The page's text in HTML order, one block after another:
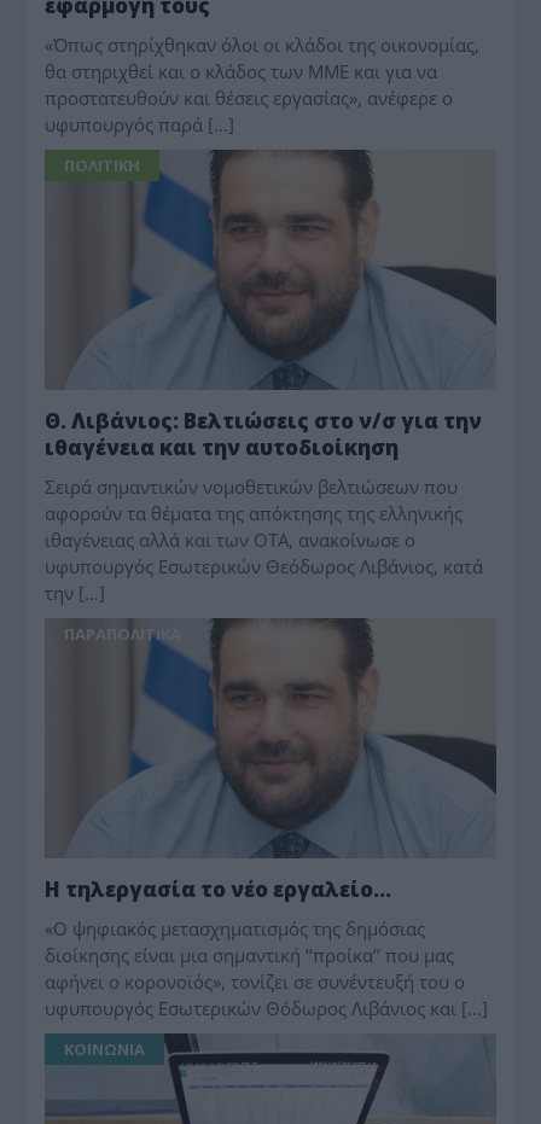
εφαρμογή τους
«Όπως στηρίχθηκαν όλοι οι κλάδοι της οικονομίας,
θα στηριχθεί και ο κλάδος των ΜΜΕ και για να
προστατευθούν και θέσεις εργασίας», ανέφερε ο
υφυπουργός παρά […]
ΠΟΛΙΤΙΚΗ
Θ. Λιβάνιος: Βελτιώσεις στο ν/σ για την
ιθαγένεια και την αυτοδιοίκηση
Σειρά σημαντικών νομοθετικών βελτιώσεων που
αφορούν τα θέματα της απόκτησης της ελληνικής
ιθαγένειας αλλά και των ΟΤΑ, ανακοίνωσε ο
υφυπουργός Εσωτερικών Θεόδωρος Λιβάνιος, κατά
την […]
ΠΑΡΑΠΟΛΙΤΙΚΑ
Η τηλεργασία το νέο εργαλείο…
«Ο ψηφιακός μετασχηματισμός της δημόσιας
διοίκησης είναι μια σημαντική ‘‘προίκα’’ που μας
αφήνει ο κορονοϊός», τονίζει σε συνέ­ντευξή του ο
υφυπουργός Εσωτερικών Θόδωρος Λιβάνιος και […]
ΚΟΙΝΩΝΙΑ